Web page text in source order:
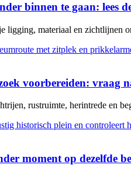
binnen te gaan: lees
ligging, materiaal en zichtlijnen
voorbereiden: vraag
rustruimte, herintrede en
moment op dezelfde